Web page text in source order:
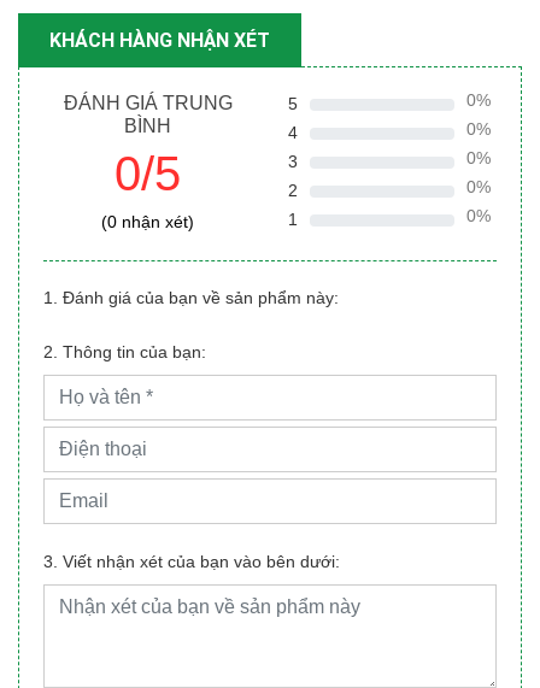
KHÁCH HÀNG NHẬN XÉT
ĐÁNH GIÁ TRUNG
BÌNH
0/5
(0 nhận xét)
5
0%
4
0%
3
0%
2
0%
1
0%
1. Đánh giá của bạn về sản phẩm này:
2. Thông tin của bạn:
3. Viết nhận xét của bạn vào bên dưới: